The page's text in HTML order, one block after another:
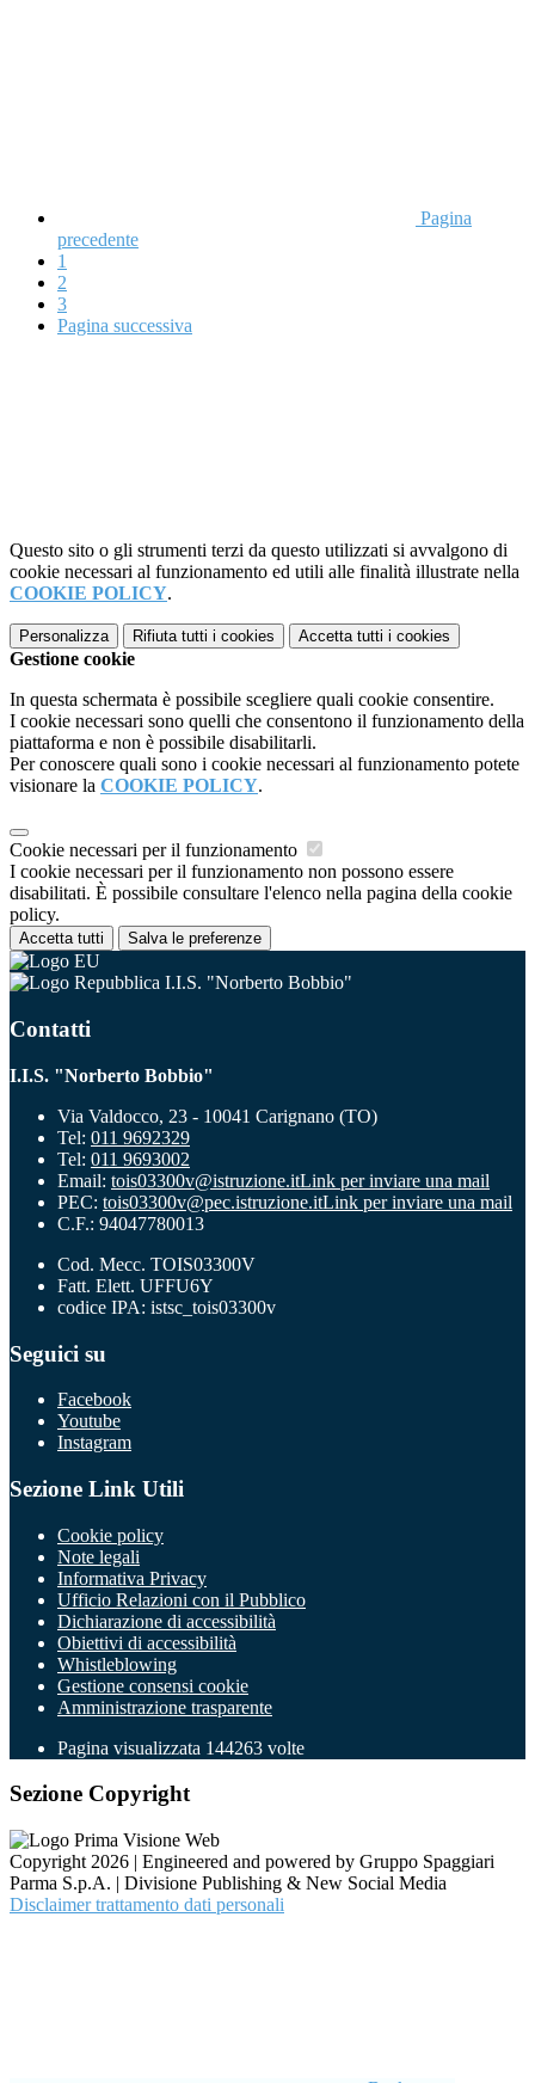
Pagina
precedente
1
2
3
Pagina successiva
Questo sito o gli strumenti terzi da questo utilizzati si avvalgono di
cookie necessari al funzionamento ed utili alle finalità illustrate nella
COOKIE POLICY.
Personalizza Rifiuta tutti i cookies Accetta tutti i cookies
Gestione cookie
In questa schermata è possibile scegliere quali cookie consentire.
I cookie necessari sono quelli che consentono il funzionamento della
piattaforma e non è possibile disabilitarli.
Per conoscere quali sono i cookie necessari al funzionamento potete
visionare la COOKIE POLICY.
Cookie necessari per il funzionamento
I cookie necessari per il funzionamento non possono essere
disabilitati. È possibile consultare l'elenco nella pagina della cookie
policy.
Accetta tutti Salva le preferenze
I.I.S. "Norberto Bobbio"
Contatti
I.I.S. "Norberto Bobbio"
Via Valdocco, 23 - 10041 Carignano (TO)
Tel: 011 9692329
Tel: 011 9693002
Email: tois03300v@istruzione.itLink per inviare una mail
PEC: tois03300v@pec.istruzione.itLink per inviare una mail
C.F.: 94047780013
Cod. Mecc. TOIS03300V
Fatt. Elett. UFFU6Y
codice IPA: istsc_tois03300v
Seguici su
Facebook
Youtube
Instagram
Sezione Link Utili
Cookie policy
Note legali
Informativa Privacy
Ufficio Relazioni con il Pubblico
Dichiarazione di accessibilità
Obiettivi di accessibilità
Whistleblowing
Gestione consensi cookie
Amministrazione trasparente
Pagina visualizzata 144263 volte
Sezione Copyright
Copyright 2026 | Engineered and powered by Gruppo Spaggiari
Parma S.p.A. | Divisione Publishing & New Social Media
Disclaimer trattamento dati personali